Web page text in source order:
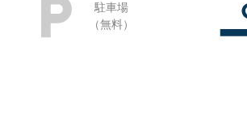
駐車場
（無料）